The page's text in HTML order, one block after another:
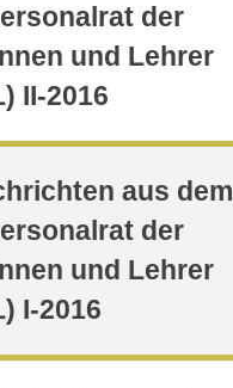
der
und Lehrer
II-2016
aus dem
der
und Lehrer
I-2016